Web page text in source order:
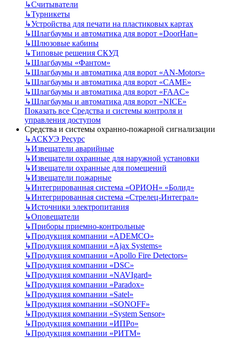
↳Считыватели
↳Турникеты
↳Устройства для печати на пластиковых картах
↳Шлагбаумы и автоматика для ворот «DoorHan»
↳Шлюзовые кабины
↳Типовые решения СКУД
↳Шлагбаумы «Фантом»
↳Шлагбаумы и автоматика для ворот «AN-Motors»
↳Шлагбаумы и автоматика для ворот «CAME»
↳Шлагбаумы и автоматика для ворот «FAAC»
↳Шлагбаумы и автоматика для ворот «NICE»
Показать все Средства и системы контроля и
управления доступом
Средства и системы охранно-пожарной сигнализации
↳АСКУЭ Ресурс
↳Извещатели аварийные
↳Извещатели охранные для наружной установки
↳Извещатели охранные для помещений
↳Извещатели пожарные
↳Интегрированная система «ОРИОН» «Болид»
↳Интегрированная система «Стрелец-Интеграл»
↳Источники электропитания
↳Оповещатели
↳Приборы приемно-контрольные
↳Продукция компании «ADEMCO»
↳Продукция компании «Ajax Systems»
↳Продукция компании «Apollo Fire Detectors»
↳Продукция компании «DSC»
↳Продукция компании «NAVIgard»
↳Продукция компании «Paradox»
↳Продукция компании «Satel»
↳Продукция компании «SONOFF»
↳Продукция компании «System Sensor»
↳Продукция компании «ИПРо»
↳Продукция компании «РИТМ»